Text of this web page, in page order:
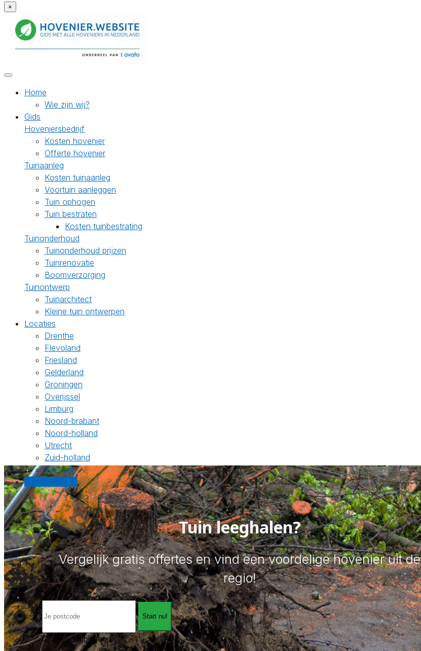
×
Home
Wie zijn wij?
Gids
Hoveniersbedrijf
Kosten hovenier
Offerte hovenier
Tuinaanleg
Kosten tuinaanleg
Voortuin aanleggen
Tuin ophogen
Tuin bestraten
Kosten tuinbestrating
Tuinonderhoud
Tuinonderhoud prijzen
Tuinrenovatie
Boomverzorging
Tuinontwerp
Tuinarchitect
Kleine tuin ontwerpen
Locaties
Drenthe
Flevoland
Friesland
Gelderland
Groningen
Overijssel
Limburg
Noord-brabant
Noord-holland
Utrecht
Zuid-holland
Zeeland
Tuin leeghalen?
Vergelijk gratis offertes en vind een voordelige hovenier uit de
regio!
Start nu!
Gratis - Vrijblijvend